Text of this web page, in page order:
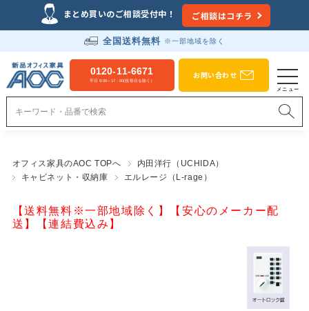
まとめ買いのご相談受付中！ ご相談はコチラ
全国送料無料 ※一部地域を除く
0120-11-6671
平日 9:00～17：00(祝祭日を除く）
お問い合わせ
オフィス家具のAOC TOPへ
内田洋行（UCHIDA）
キャビネット・収納庫
エルレージ（L-rage）
【送料無料※一部地域除く】【安心のメーカー配
送】【連結費込み】